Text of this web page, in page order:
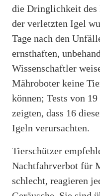
die Dringlichkeit des
der verletzten Igel
Tage nach den
ernsthaften,
Wissenschaftler
Mähroboter keine
können; Tests von
zeigten, dass 16
Igeln verursachten.
Tierschützer
Nachtfahrverbot für
schlecht, reagieren